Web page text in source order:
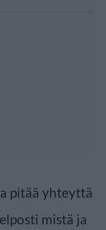
pitää yhteyttä
mistä ja